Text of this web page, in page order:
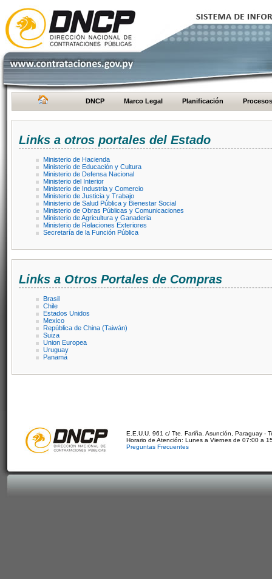
DNCP Marco Legal Planificación Procesos
Links a otros portales del Estado
Ministerio de Hacienda
Ministerio de Educación y Cultura
Ministerio de Defensa Nacional
Ministerio del Interior
Ministerio de Industria y Comercio
Ministerio de Justicia y Trabajo
Ministerio de Salud Pública y Bienestar Social
Ministerio de Obras Públicas y Comunicaciones
Ministerio de Agricultura y Ganaderia
Ministerio de Relaciones Exteriores
Secretaría de la Función Pública
Links a Otros Portales de Compras
Brasil
Chile
Estados Unidos
Mexico
República de China (Taiwán)
Suiza
Union Europea
Uruguay
Panamá
E.E.U.U. 961 c/ Tte. Fariña. Asunción, Paraguay -
Horario de Atención: Lunes a Viernes de 07:00 a
Preguntas Frecuentes